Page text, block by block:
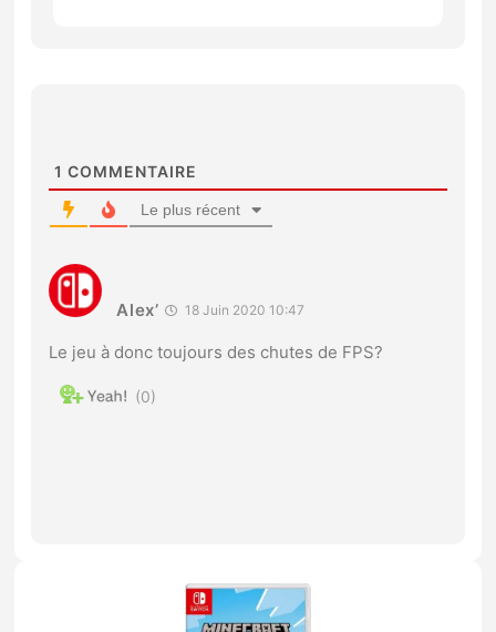
1 COMMENTAIRE
Le plus récent
Alex’ 18 Juin 2020 10:47
Le jeu à donc toujours des chutes de FPS?
0